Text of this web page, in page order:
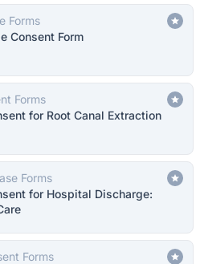
Forms
Consent Form
Forms
for Root Canal Extraction
Forms
for Hospital Discharge:
Forms